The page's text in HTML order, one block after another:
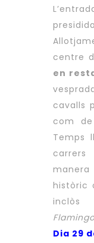
centre
en
cavalls
com
Temps
històric
inclòs
Dia 29